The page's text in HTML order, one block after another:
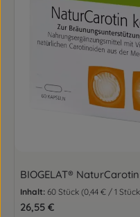
BIOGELAT®
Inhalt: 60 Stück (0,44 € / 1
Regulärer Preis:
26,55 €